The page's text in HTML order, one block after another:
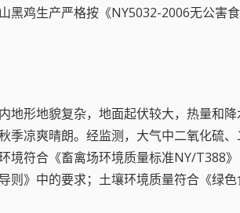
黑鸡生产严格按《NY5032-2006无公害
地形地貌复杂，地面起伏较大，热量和
季凉爽晴朗。经监测，大气中二氧化硫
境符合《畜禽场环境质量标准NY/T388
则》中的要求；土壤环境质量符合《绿